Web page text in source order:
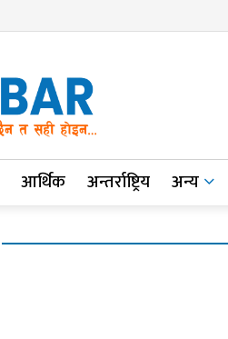
आर्थिक अन्तर्राष्ट्रिय अन्य